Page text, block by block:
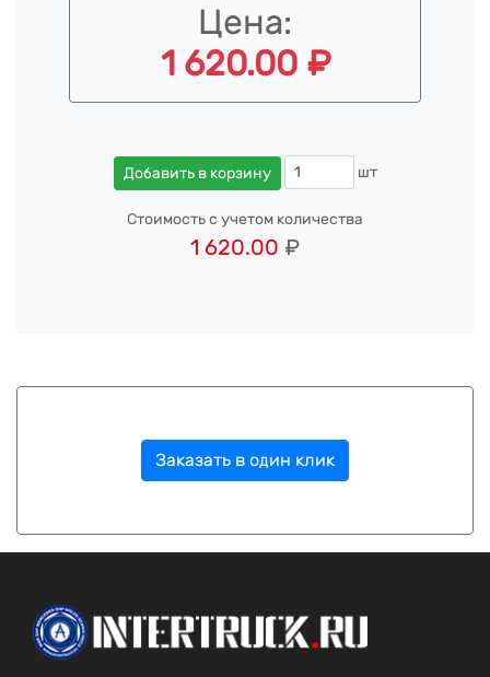
Цена:
1 620.00 ₽
Добавить в корзину шт
Стоимость с учетом количества
1 620.00 ₽
Заказать в один клик